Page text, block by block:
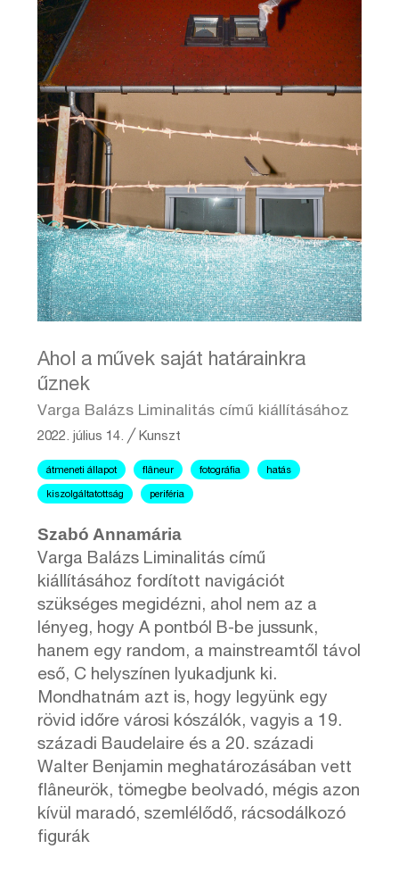
Ahol a művek saját határainkra
űznek
Varga Balázs Liminalitás című kiállításához
2022. július 14. ╱ Kunszt
átmeneti állapot flâneur fotográfia hatás
kiszolgáltatottság periféria
Szabó Annamária
Varga Balázs Liminalitás című
kiállításához fordított navigációt
szükséges megidézni, ahol nem az a
lényeg, hogy A pontból B-be jussunk,
hanem egy random, a mainstreamtől távol
eső, C helyszínen lyukadjunk ki.
Mondhatnám azt is, hogy legyünk egy
rövid időre városi kószálók, vagyis a 19.
századi Baudelaire és a 20. századi
Walter Benjamin meghatározásában vett
flâneurök, tömegbe beolvadó, mégis azon
kívül maradó, szemlélődő, rácsodálkozó
figurák